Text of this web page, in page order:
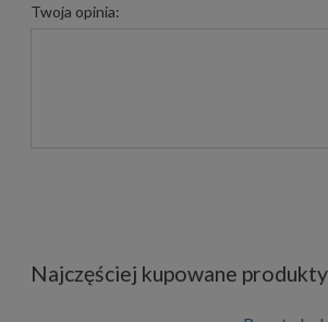
Twoja opinia:
Najczęściej kupowane produkty